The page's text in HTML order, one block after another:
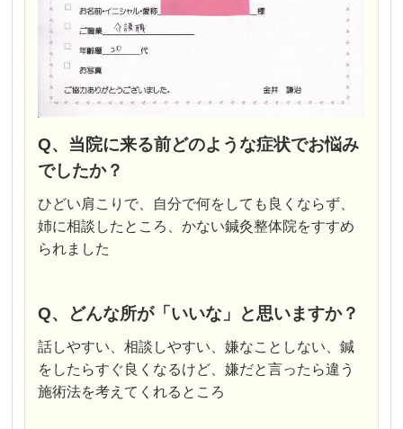
Q、当院に来る前どのような症状でお悩み
でしたか？
ひどい肩こりで、自分で何をしても良くならず、
姉に相談したところ、かない鍼灸整体院をすすめ
られました
Q、どんな所が「いいな」と思いますか？
話しやすい、相談しやすい、嫌なことしない、鍼
をしたらすぐ良くなるけど、嫌だと言ったら違う
施術法を考えてくれるところ